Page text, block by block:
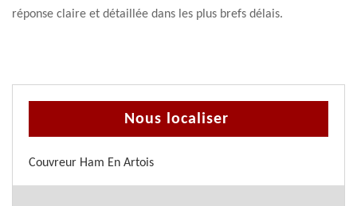
réponse claire et détaillée dans les plus brefs délais.
Nous localiser
Couvreur Ham En Artois